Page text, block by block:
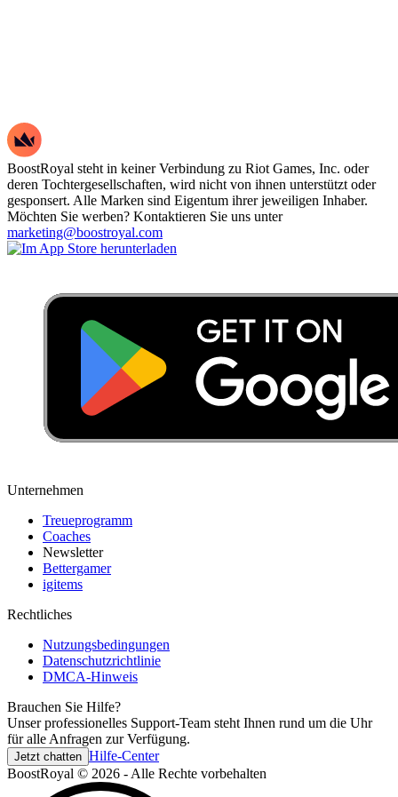
BoostRoyal steht in keiner Verbindung zu Riot Games, Inc. oder
deren Tochtergesellschaften, wird nicht von ihnen unterstützt oder
gesponsert. Alle Marken sind Eigentum ihrer jeweiligen Inhaber.
Möchten Sie werben? Kontaktieren Sie uns unter
marketing@boostroyal.com
Unternehmen
Treueprogramm
Coaches
Newsletter
Bettergamer
igitems
Rechtliches
Nutzungsbedingungen
Datenschutzrichtlinie
DMCA-Hinweis
Brauchen Sie Hilfe?
Unser professionelles Support-Team steht Ihnen rund um die Uhr
für alle Anfragen zur Verfügung.
Jetzt chatten Hilfe-Center
BoostRoyal © 2026 - Alle Rechte vorbehalten